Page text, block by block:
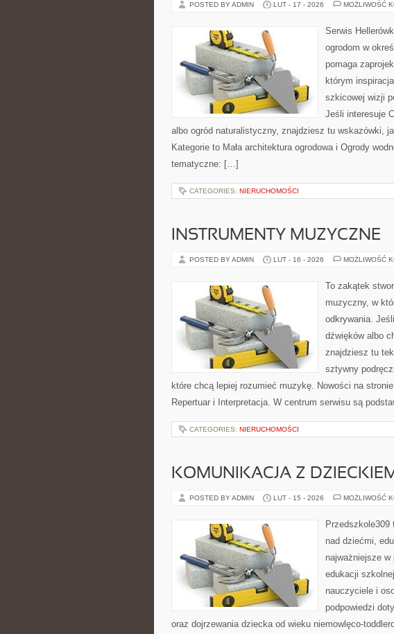
POSTED BY ADMIN LUT - 17 - 2026 MOŻLIWOŚĆ
Serwis
ogrodom w
pomaga
którym
szkicowej wizji
Jeśli interesuje
albo ogród naturalistyczny, znajdziesz tu wskazówki,
Kategorie to Mała architektura ogrodowa i Ogrody
tematyczne: […]
CATEGORIES: NIERUCHOMOŚCI
INSTRUMENTY MUZYCZNE
POSTED BY ADMIN LUT - 16 - 2026 MOŻLIWOŚĆ
To zakątek
muzyczny, w
odkrywania.
dźwięków albo
znajdziesz tu
sztywny
które chcą lepiej rozumieć muzykę. Nowości na
Repertuar i Interpretacja. W centrum serwisu są
CATEGORIES: NIERUCHOMOŚCI
KOMUNIKACJA Z
POSTED BY ADMIN LUT - 15 - 2026 MOŻLIWOŚĆ
nad dziećmi,
najważniejsze
edukacji
nauczyciele i
podpowiedzi
oraz dojrzewania dziecka od wieku niemowlęco-